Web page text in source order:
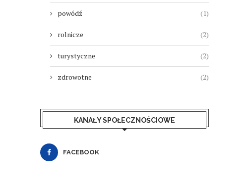
powódź (1)
rolnicze (2)
turystyczne (2)
zdrowotne (2)
KANAŁY SPOŁECZNOŚCIOWE
FACEBOOK